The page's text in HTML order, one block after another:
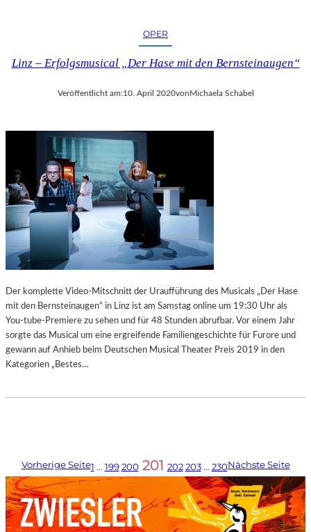
OPER
Linz – Erfolgsmusical „Der Hase mit den Bernsteinaugen“
Veröffentlicht am:10. April 2020von Michaela Schabel
Der komplette Video-Mitschnitt der Uraufführung des Musicals „Der Hase
mit den Bernsteinaugen“ in Linz ist am Samstag online um 19:30 Uhr als
You-tube-Premiere zu sehen und für 48 Stunden abrufbar. Vor einem Jahr
sorgte das Musical um eine ergreifende Familiengeschichte für Furore und
gewann auf Anhieb beim Deutschen Musical Theater Preis 2019 in den
Kategorien „Bestes…
Vorherige Seite1 … 199 200 201 202 203 … 230Nächste Seite